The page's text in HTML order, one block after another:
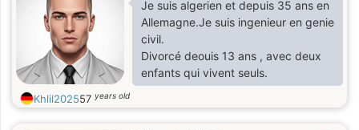
Je suis algerien et depuis 35 ans en
Allemagne.Je suis ingenieur en genie
civil.
Divorcé deouis 13 ans , avec deux
enfants qui vivent seuls.
Khlil202557 years old